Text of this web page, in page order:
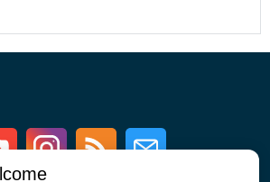
Youtube InstagramRSS Newsletter